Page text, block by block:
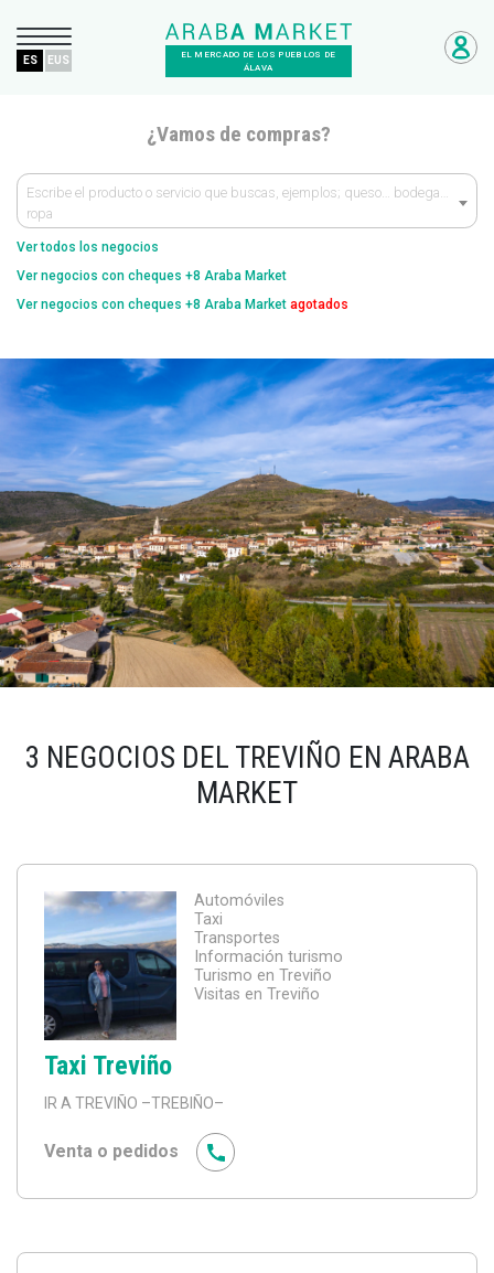
EL MERCADO DE LOS PUEBLOS DE
ÁLAVA
ES EUS
¿Vamos de compras?
Escribe el producto o servicio que buscas, ejemplos; queso… bodega…
ropa
Ver todos los negocios
Ver negocios con cheques +8 Araba Market
Ver negocios con cheques +8 Araba Market agotados
3 NEGOCIOS DEL TREVIÑO EN ARABA
MARKET
Automóviles
Taxi
Transportes
Información turismo
Turismo en Treviño
Visitas en Treviño
Taxi Treviño
IR A TREVIÑO –TREBIÑO–
Venta o pedidos